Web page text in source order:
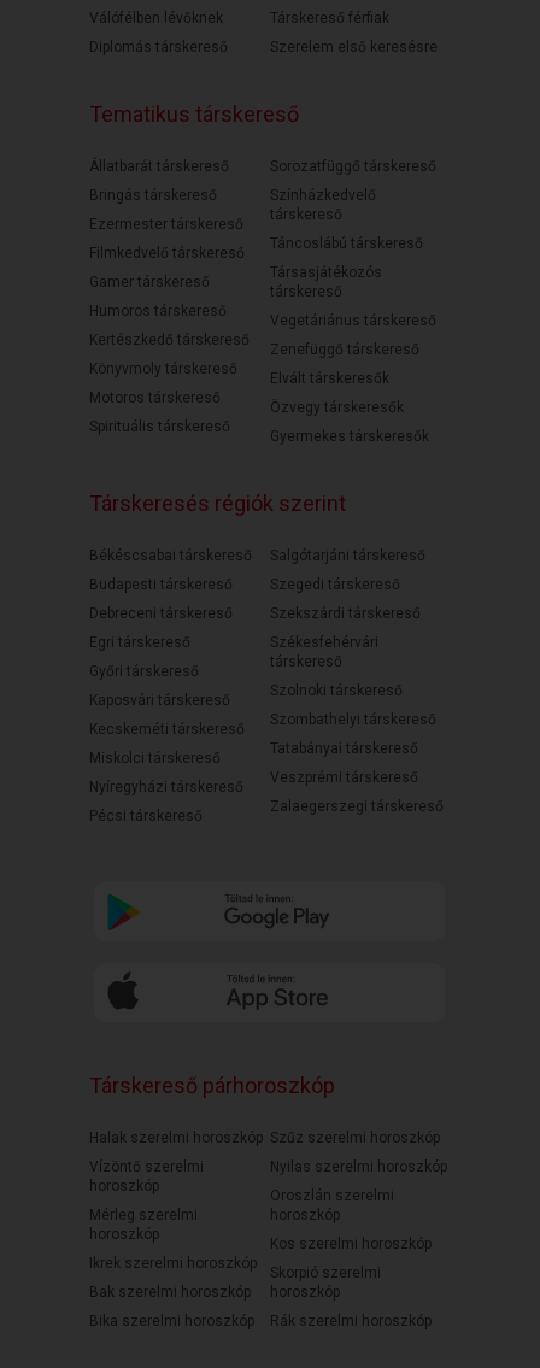
Válófélben lévőknek
Diplomás társkereső
Társkereső férfiak
Szerelem első keresésre
Tematikus társkereső
Állatbarát társkereső
Bringás társkereső
Ezermester társkereső
Filmkedvelő társkereső
Gamer társkereső
Humoros társkereső
Kertészkedő társkereső
Könyvmoly társkereső
Motoros társkereső
Spirituális társkereső
Sorozatfüggő társkereső
Színházkedvelő
társkereső
Táncoslábú társkereső
Társasjátékozós
társkereső
Vegetáriánus társkereső
Zenefüggő társkereső
Elvált társkeresők
Özvegy társkeresők
Gyermekes társkeresők
Társkeresés régiók szerint
Békéscsabai társkereső
Budapesti társkereső
Debreceni társkereső
Egri társkereső
Győri társkereső
Kaposvári társkereső
Kecskeméti társkereső
Miskolci társkereső
Nyíregyházi társkereső
Pécsi társkereső
Salgótarjáni társkereső
Szegedi társkereső
Szekszárdi társkereső
Székesfehérvári
társkereső
Szolnoki társkereső
Szombathelyi társkereső
Tatabányai társkereső
Veszprémi társkereső
Zalaegerszegi társkereső
Társkereső párhoroszkóp
Halak szerelmi horoszkóp
Vízöntő szerelmi
horoszkóp
Mérleg szerelmi
horoszkóp
Ikrek szerelmi horoszkóp
Bak szerelmi horoszkóp
Bika szerelmi horoszkóp
Szűz szerelmi horoszkóp
Nyilas szerelmi horoszkóp
Oroszlán szerelmi
horoszkóp
Kos szerelmi horoszkóp
Skorpió szerelmi
horoszkóp
Rák szerelmi horoszkóp